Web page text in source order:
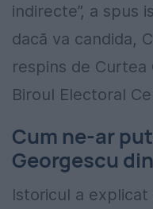
indirecte”, a spus
dacă va candida,
respins de
Biroul Electoral
Cum ne-ar
Georgescu
Istoricul a